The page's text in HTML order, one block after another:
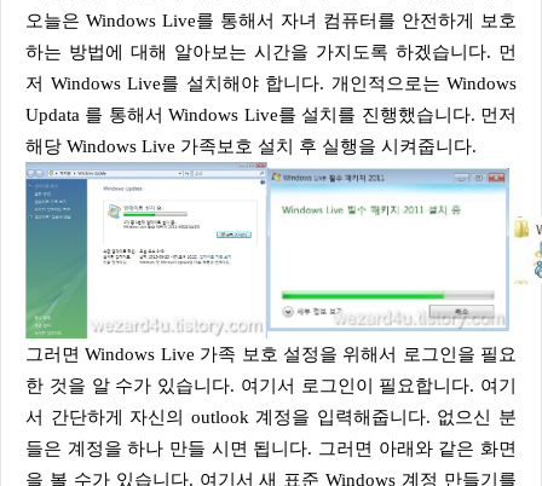
오늘은 Windows Live를 통해서 자녀 컴퓨터를 안전하게 보호
하는 방법에 대해 알아보는 시간을 가지도록 하겠습니다. 먼
저 Windows Live를 설치해야 합니다. 개인적으로는 Windows
Updata 를 통해서 Windows Live를 설치를 진행했습니다. 먼저
해당 Windows Live 가족보호 설치 후 실행을 시켜줍니다.
그러면 Windows Live 가족 보호 설정을 위해서 로그인을 필요
한 것을 알 수가 있습니다. 여기서 로그인이 필요합니다. 여기
서 간단하게 자신의 outlook 계정을 입력해줍니다. 없으신 분
들은 계정을 하나 만들 시면 됩니다. 그러면 아래와 같은 화면
을 볼 수가 있습니다. 여기서 새 표준 Windows 계정 만들기를